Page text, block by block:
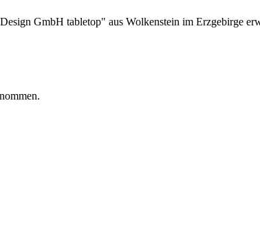
GmbH tabletop" aus Wolkenstein im Erzgebirge